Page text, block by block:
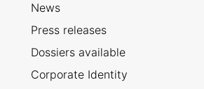
News
Press releases
Dossiers available
Corporate Identity